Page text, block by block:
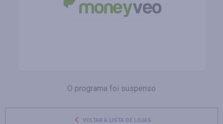
O programa foi suspenso
VOLTAR À LISTA DE LOJAS